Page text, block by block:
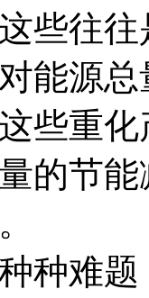
些往
能源
些重
的节
难题